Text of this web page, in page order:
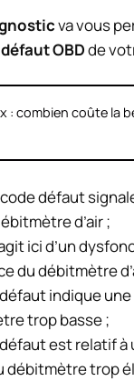
va vous
OBDde
: combien coûte la
défaut
d’air ;
ici d’un
du débitmètre
indique
trop basse ;
est relatif à
débitmètre trop